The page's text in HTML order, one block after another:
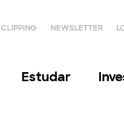
CLIPPING NEWSLETTER
Estudar